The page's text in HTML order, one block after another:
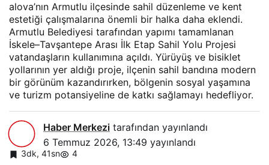
alova’nın Armutlu ilçesinde sahil düzenleme ve kent
estetiği çalışmalarına önemli bir halka daha eklendi.
Armutlu Belediyesi tarafından yapımı tamamlanan
İskele–Tavşantepe Arası İlk Etap Sahil Yolu Projesi
vatandaşların kullanımına açıldı. Yürüyüş ve bisiklet
yollarının yer aldığı proje, ilçenin sahil bandına modern
bir görünüm kazandırırken, bölgenin sosyal yaşamına
ve turizm potansiyeline de katkı sağlamayı hedefliyor.
Haber Merkezi tarafından yayınlandı
6 Temmuz 2026, 13:49 yayınlandı
3dk, 41sn 4